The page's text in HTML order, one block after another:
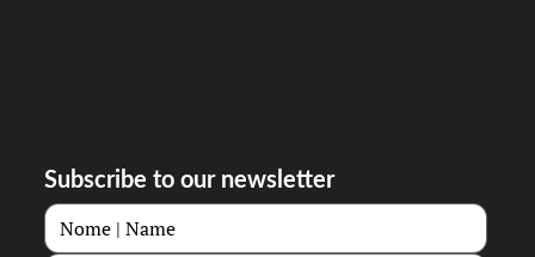
Subscribe to our newsletter